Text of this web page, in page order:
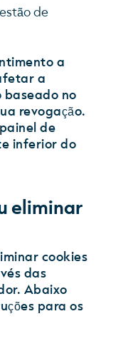
de
a
a
no
revogação.
de
inferior do
eliminar
cookies
das
Abaixo
para os